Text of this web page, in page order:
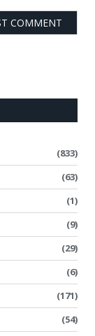
(833)
(63)
(1)
(9)
(29)
(6)
(171)
(54)